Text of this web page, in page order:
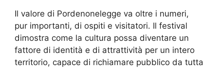
Il valore di Pordenonelegge va oltre i numeri,
pur importanti, di ospiti e visitatori. Il festival
dimostra come la cultura possa diventare un
fattore di identità e di attrattività per un intero
territorio, capace di richiamare pubblico da tutta